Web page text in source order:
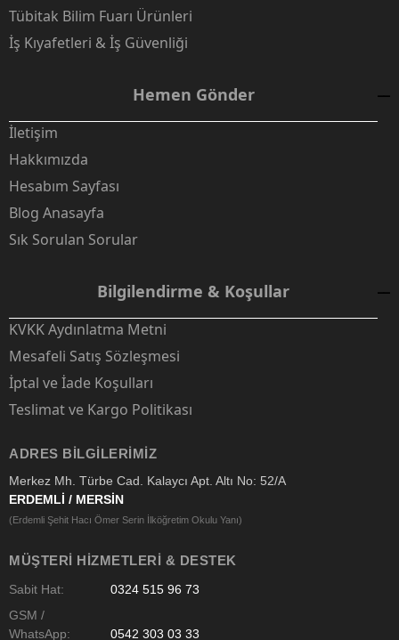
Tübitak Bilim Fuarı Ürünleri
İş Kıyafetleri & İş Güvenliği
Hemen Gönder
İletişim
Hakkımızda
Hesabım Sayfası
Blog Anasayfa
Sık Sorulan Sorular
Bilgilendirme & Koşullar
KVKK Aydınlatma Metni
Mesafeli Satış Sözleşmesi
İptal ve İade Koşulları
Teslimat ve Kargo Politikası
ADRES BILGILERIMIZ
Merkez Mh. Türbe Cad. Kalaycı Apt. Altı No: 52/A
ERDEMLİ / MERSİN
(Erdemli Şehit Hacı Ömer Serin İlköğretim Okulu Yanı)
MÜŞTERI HIZMETLERI & DESTEK
Sabit Hat:
0324 515 96 73
GSM /
WhatsApp:
0542 303 03 33